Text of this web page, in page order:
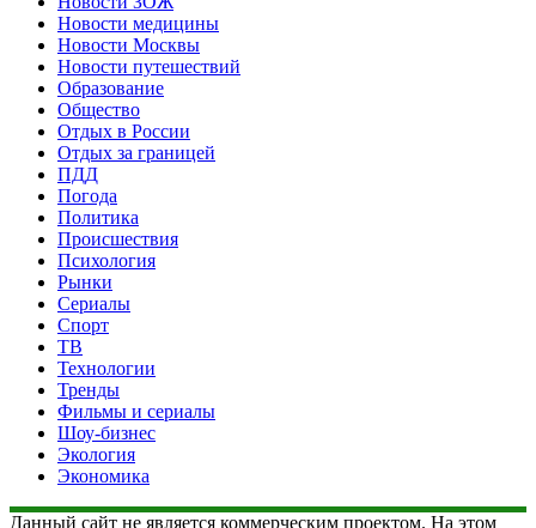
Новости медицины
Новости Москвы
Новости путешествий
Образование
Общество
Отдых в России
Отдых за границей
ПДД
Погода
Политика
Происшествия
Психология
Рынки
Сериалы
Спорт
ТВ
Технологии
Тренды
Фильмы и сериалы
Шоу-бизнес
Экология
Экономика
Данный сайт не является коммерческим проектом. На этом